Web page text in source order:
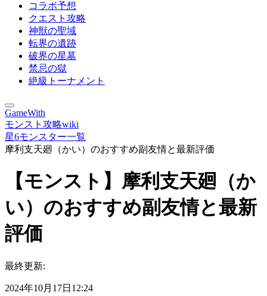
コラボ予想
クエスト攻略
神獣の聖域
転界の遺跡
破界の星墓
禁忌の獄
絶級トーナメント
GameWith
モンスト攻略wiki
星6モンスター一覧
摩利支天廻（かい）のおすすめ副友情と最新評価
【モンスト】摩利支天廻（か
い）のおすすめ副友情と最新
評価
最終更新:
2024年10月17日12:24